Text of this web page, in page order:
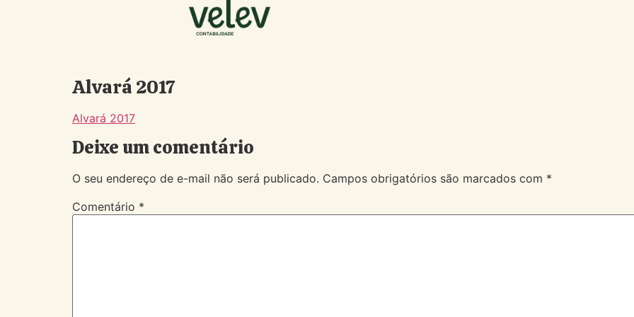
Alvará 2017
Alvará 2017
Deixe um comentário
O seu endereço de e-mail não será publicado. Campos obrigatórios são marcados com *
Comentário *